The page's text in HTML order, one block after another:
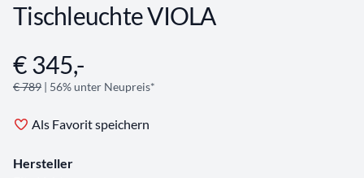
Tischleuchte VIOLA
Angebotsinformationen
€ 345,-
€ 789 | 56% unter Neupreis*
Als Favorit speichern
Hersteller